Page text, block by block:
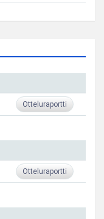
Otteluraportti
Otteluraportti